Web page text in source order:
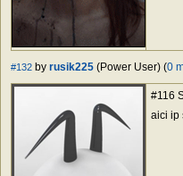
#132 by rusik225 (Power User) (0
#116
aici ip